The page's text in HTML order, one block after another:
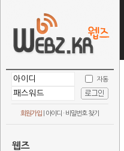
자동
회원가입 아이디 · 비밀번호 찾기
웹즈